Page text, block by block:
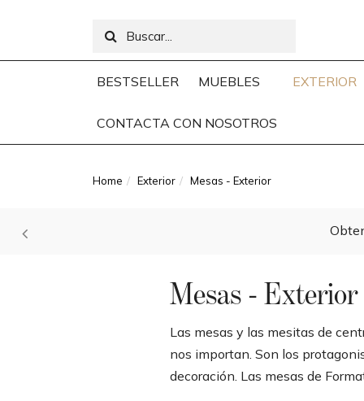
BESTSELLER MUEBLES EXTERIOR
CONTACTA CON NOSOTROS
Home Exterior Mesas - Exterior
Mesas - Exterior
Las mesas y las mesitas de
nos importan. Son los
decoración. Las mesas de